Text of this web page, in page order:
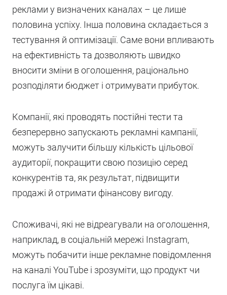
реклами у визначених каналах – це лише
половина успіху. Інша половина складається з
тестування й оптимізації. Саме вони впливають
на ефективність та дозволяють швидко
вносити зміни в оголошення, раціонально
розподіляти бюджет і отримувати прибуток.
Компанії, які проводять постійні тести та
безперервно запускають рекламні кампанії,
можуть залучити більшу кількість цільової
аудиторії, покращити свою позицію серед
конкурентів та, як результат, підвищити
продажі й отримати фінансову вигоду.
Споживачі, які не відреагували на оголошення,
наприклад, в соціальній мережі Instagram,
можуть побачити інше рекламне повідомлення
на каналі YouTube і зрозуміти, що продукт чи
послуга їм цікаві.